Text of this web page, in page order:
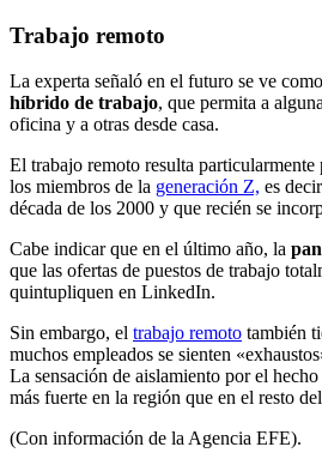
Trabajo remoto
La experta señaló en el futuro se ve
híbrido de trabajo, que permita a
oficina y a otras desde casa.
El trabajo remoto resulta
los miembros de la generación Z, es
década de los 2000 y que recién se
Cabe indicar que en el último año, la
que las ofertas de puestos de trabajo
quintupliquen en LinkedIn.
Sin embargo, el trabajo remoto también
muchos empleados se sienten
La sensación de aislamiento por el hecho
más fuerte en la región que en el resto
(Con información de la Agencia EFE).